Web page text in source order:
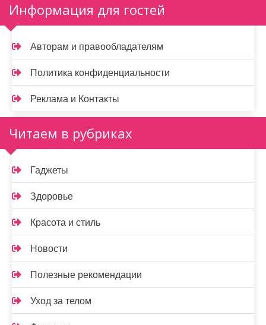
Информация для гостей
Авторам и правообладателям
Политика конфиденциальности
Реклама и Контакты
Читаем в рубриках
Гаджеты
Здоровье
Красота и стиль
Новости
Полезные рекомендации
Уход за телом